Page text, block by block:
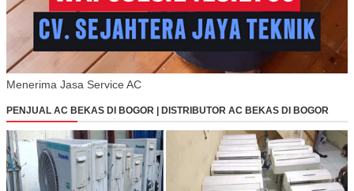
Menerima Jasa Service AC
PENJUAL AC BEKAS DI BOGOR | DISTRIBUTOR AC BEKAS DI BOGOR